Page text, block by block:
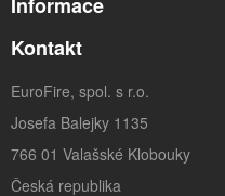
Informace
Kontakt
EuroFire, spol. s r.o.
Josefa Balejky 1135
766 01 Valašské Klobouky
Česká republika